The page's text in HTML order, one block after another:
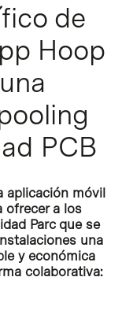
de
Hoop
PCB
aplicación móvil
ofrecer a los
Parc que se
una
y económica
colaborativa: